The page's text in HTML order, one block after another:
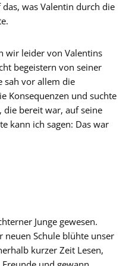
was Valentin durch die
wir leider von Valentins
begeistern von seiner
sah vor allem die
Konsequenzen und suchte
die bereit war, auf seine
kann ich sagen: Das war
Junge gewesen.
neuen Schule blühte unser
kurzer Zeit Lesen,